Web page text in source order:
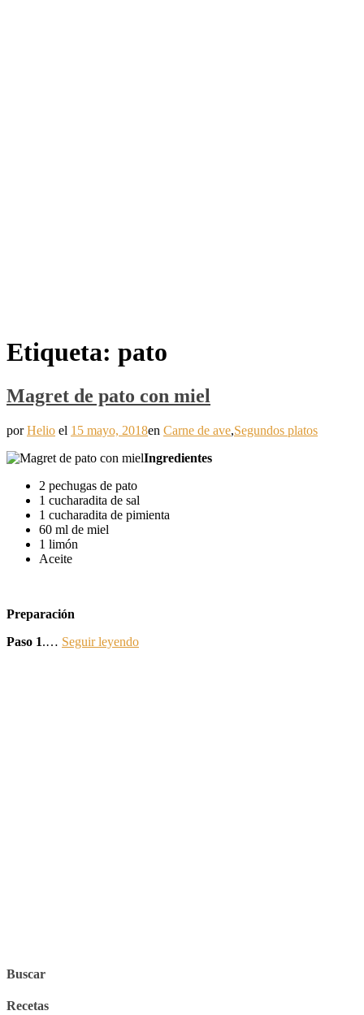
Etiqueta: pato
Magret de pato con miel
porHelio el 15 mayo, 2018en Carne de ave,Segundos platos
Ingredientes
2 pechugas de pato
1 cucharadita de sal
1 cucharadita de pimienta
60 ml de miel
1 limón
Aceite
Preparación
Paso 1.… Seguir leyendo
Buscar
Recetas